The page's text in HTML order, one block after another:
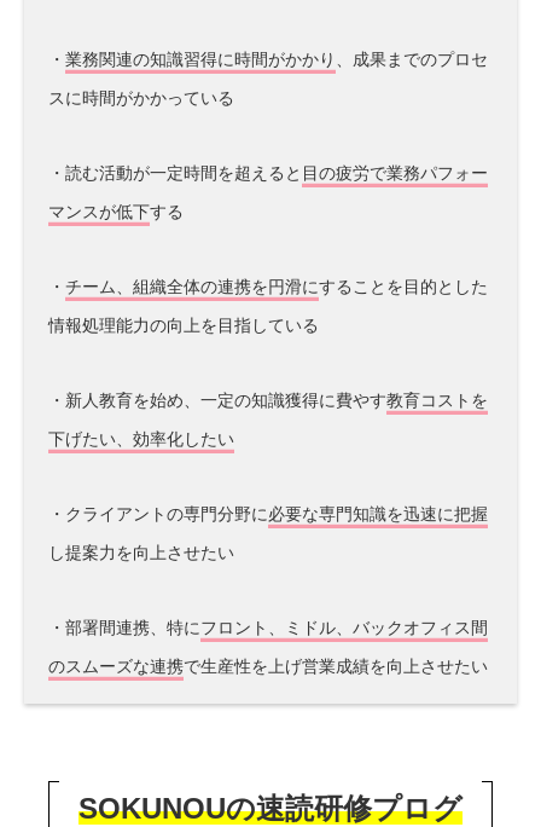
・ 業務関連の知識習得に時間がかかり 、成果までのプロセ
スに時間がかかっている
・読む活動が一定時間を超えると 目の疲労で業務パフォー
マンスが低下する
・ チーム、組織全体の連携を円滑にすることを目的とした
情報処理能力の向上を目指している
・新人教育を始め、一定の知識獲得に費やす教育コストを
下げたい、効率化したい
・クライアントの専門分野に必要な専門知識を迅速に把握
し提案力を向上させたい
・部署間連携、特にフロント、ミドル、バックオフィス間
のスムーズな連携で生産性を上げ営業成績を向上させたい
SOKUNOUの速読研修プログ